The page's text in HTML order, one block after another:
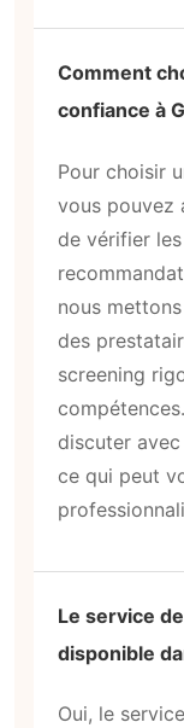
Comment
confiance à
Pour choisir
vous pouvez
de vérifier
nous
des
screening
discuter
ce qui peut
Le service
disponible
Oui, le